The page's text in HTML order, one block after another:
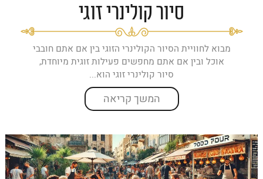
סיור קולינרי זוגי
מבוא לחוויית הסיור הקולינרי הזוגי בין אם אתם חובבי
אוכל ובין אם אתם מחפשים פעילות זוגית מיוחדת,
סיור קולינרי זוגי הוא...
המשך קריאה